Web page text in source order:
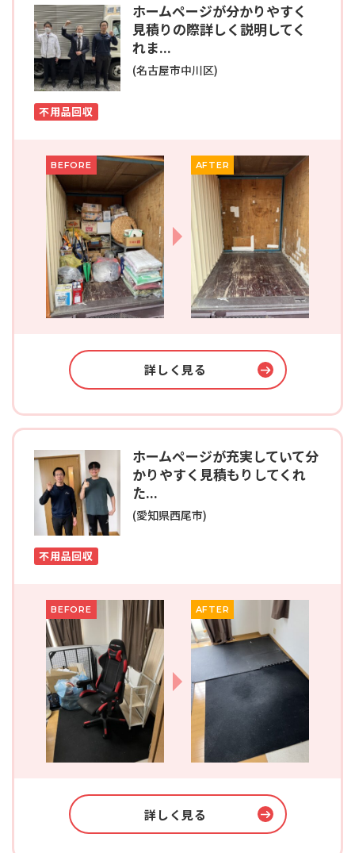
ホームページが分かりやすく
見積りの際詳しく説明してく
れま...
(名古屋市中川区)
不用品回収
BEFORE AFTER
詳しく見る
ホームページが充実していて分
かりやすく見積もりしてくれ
た...
(愛知県西尾市)
不用品回収
BEFORE AFTER
詳しく見る